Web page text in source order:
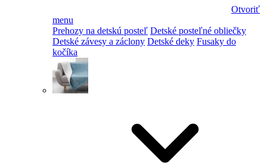
Otvoriť
menu
Prehozy na detskú posteľ Detské posteľné obliečky
Detské závesy a záclony Detské deky Fusaky do
kočíka